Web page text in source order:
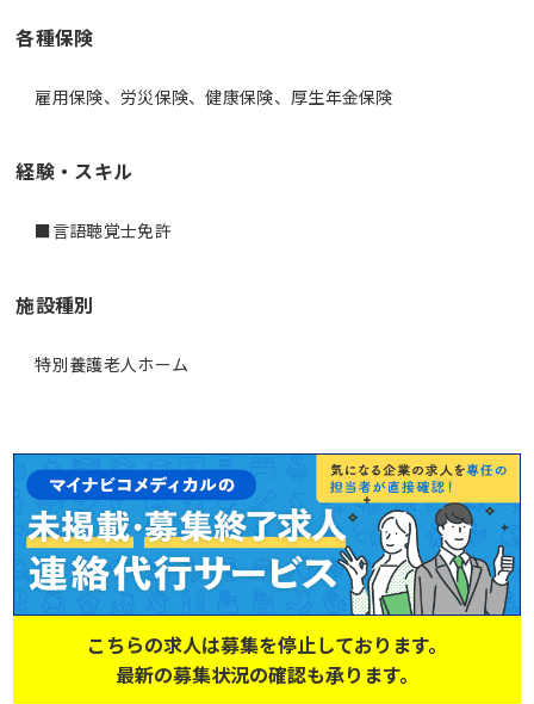
各種保険
雇用保険、労災保険、健康保険、厚生年金保険
経験・スキル
■言語聴覚士免許
施設種別
特別養護老人ホーム
こちらの求人は募集を停止しております。
最新の募集状況の確認も承ります。